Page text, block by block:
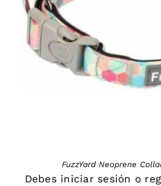
FuzzYard Neoprene
Debes iniciar sesión o